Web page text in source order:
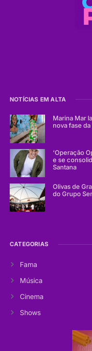
NOTÍCIAS EM ALTA
Marina Mar
nova fase
‘Operação
e se
Santana
Olivas de
do Grupo
CATEGORIAS
Fama
Música
Cinema
Shows